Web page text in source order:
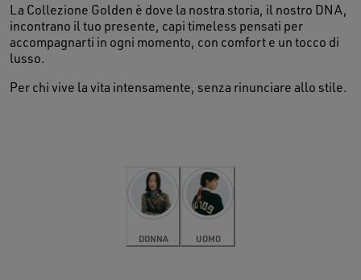
La Collezione Golden è dove la nostra storia, il nostro DNA,
incontrano il tuo presente, capi timeless pensati per
accompagnarti in ogni momento, con comfort e un tocco di
lusso.
Per chi vive la vita intensamente, senza rinunciare allo stile.
DONNA UOMO